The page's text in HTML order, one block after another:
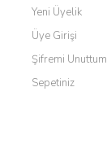
Yeni Üyelik
Üye Girişi
Şifremi Unuttum
Sepetiniz